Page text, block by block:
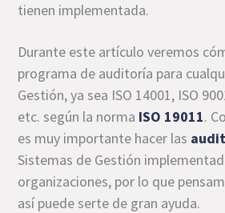
tienen implementada.
Durante este artículo veremos
programa de auditoría para
Gestión, ya sea ISO 14001, ISO
etc. según la norma ISO 19011.
es muy importante hacer las
Sistemas de Gestión
organizaciones, por lo que
así puede serte de gran ayuda.